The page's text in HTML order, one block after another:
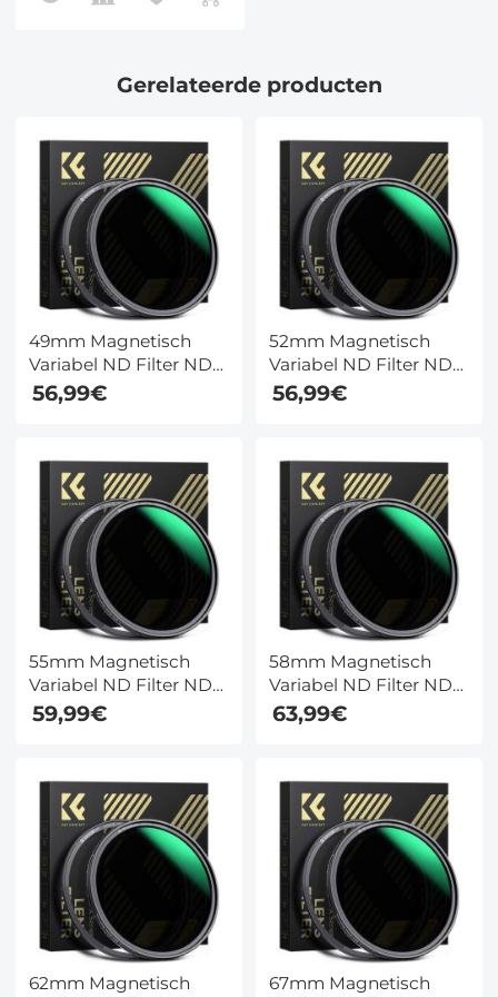
Gerelateerde producten
49mm Magnetisch
Variabel ND Filter ND8
- ND128 (3-7 Stops)
Neutral Density Filter
Beschichtungen Nano
Xcel Serie
56,99€
52mm Magnetisch
Variabel ND Filter ND8
- ND128 (3-7 Stops)
Neutral Density Filter
Beschichtungen Nano
Xcel Serie
56,99€
55mm Magnetisch
Variabel ND Filter ND8
- ND128 (3-7 Stops)
Beschichtungen Nano
Xcel Serie
59,99€
58mm Magnetisch
Variabel ND Filter ND8
- ND128 (3-7 Stops)
Beschichtungen Nano
Xcel Serie
63,99€
62mm Magnetisch
67mm Magnetisch